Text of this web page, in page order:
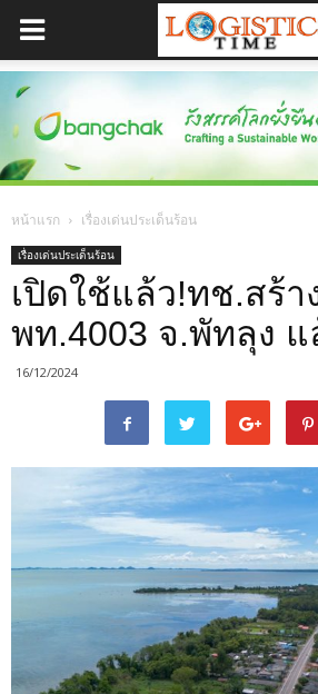
หน้าแรก เรื่องเด่นประเด็นร้อน
เรื่องเด่นประเด็นร้อน
เปิดใช้แล้ว!ทช.สร้า
พท.4003 จ.พัทลุง แ
16/12/2024